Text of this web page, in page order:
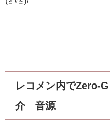
レコメン内でZero-
介 音源